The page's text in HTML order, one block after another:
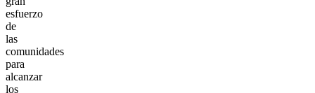
esfuerzo
de
las
comunidades
para
alcanzar
los